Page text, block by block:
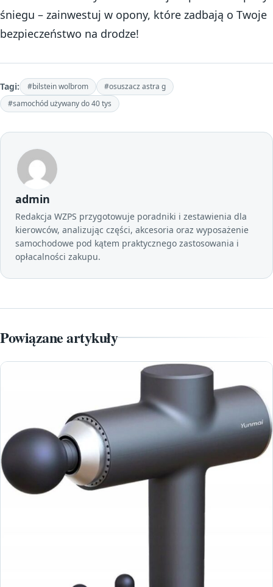
śniegu – zainwestuj w opony, które zadbają o Twoje
bezpieczeństwo na drodze!
Tagi: #bilstein wolbrom
#osuszacz astra g
#samochód używany do 40 tys
admin
Redakcja WZPS przygotowuje poradniki i zestawienia dla
kierowców, analizując części, akcesoria oraz wyposażenie
samochodowe pod kątem praktycznego zastosowania i
opłacalności zakupu.
Powiązane artykuły